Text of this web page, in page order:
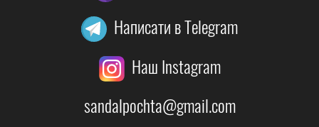
Написати в Telegram
Наш Instagram
sandalpochta@gmail.com